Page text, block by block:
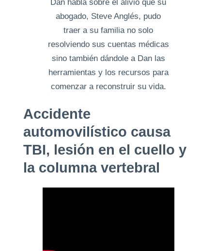
Dan habla sobre el alivio que su
abogado, Steve Anglés, pudo
traer a su familia no solo
resolviendo sus cuentas médicas
sino también dándole a Dan las
herramientas y los recursos para
comenzar a reconstruir su vida.
Accidente
automovilístico causa
TBI, lesión en el cuello y
la columna vertebral